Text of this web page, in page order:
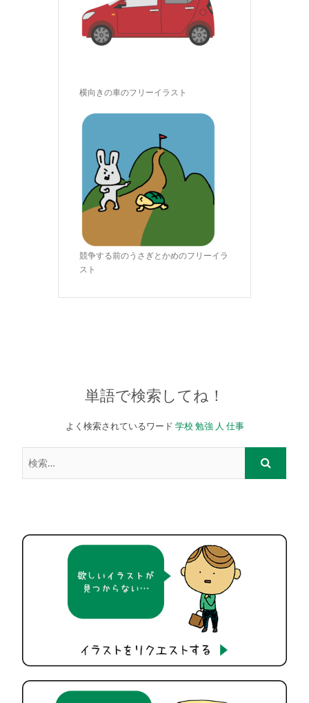
横向きの車のフリーイラスト
競争する前のうさぎとかめのフリーイラ
スト
単語で検索してね！
よく検索されているワード 学校 勉強 人 仕事